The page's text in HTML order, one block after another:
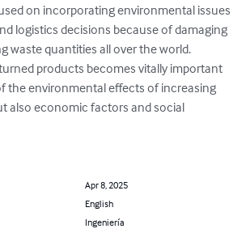
on incorporating environmental issues
logistics decisions because of damaging
waste quantities all over the world.
products becomes vitally important
the environmental effects of increasing
also economic factors and social
Apr 8, 2025
English
Ingeniería